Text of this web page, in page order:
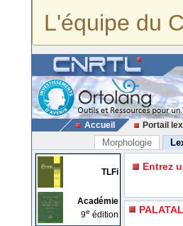
L'équipe du
Accueil Portail
Morphologie
TLFi
Académie
9e édition
Entrez
PALATAL